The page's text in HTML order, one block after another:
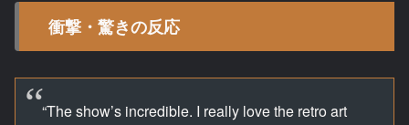
衝撃・驚きの反応
“The show’s incredible. I really love the retro art